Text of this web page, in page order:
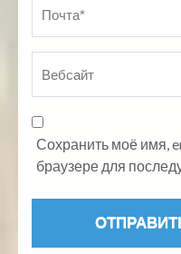
Сохранить моё имя,
браузере для